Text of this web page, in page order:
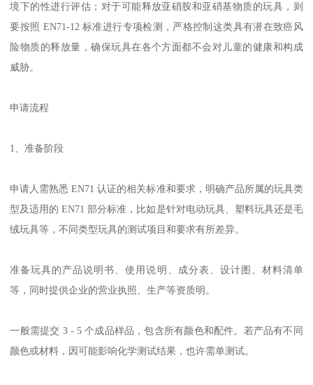
境下的性进行评估；对于可能释放亚硝胺和亚硝基物质的玩具，则
要按照 EN71-12 标准进行专项检测，严格控制这类具有潜在致癌风
险物质的释放量，确保玩具在各个方面都不会对儿童的健康和构成
威胁。
申请流程
1、准备阶段
申请人需熟悉 EN71 认证的相关标准和要求，明确产品所属的玩具类
型及适用的 EN71 部分标准，比如是针对电动玩具、塑料玩具还是毛
绒玩具等，不同类型玩具的测试项目和要求有所差异。
准备玩具的产品说明书、使用说明、成分表、设计图、材料清单
等，同时提供企业的营业执照、生产等资质明。
一般需提交 3 - 5 个成品样品，包含所有颜色和配件。若产品有不同
颜色或材料，因可能影响化学测试结果，也许需单测试。